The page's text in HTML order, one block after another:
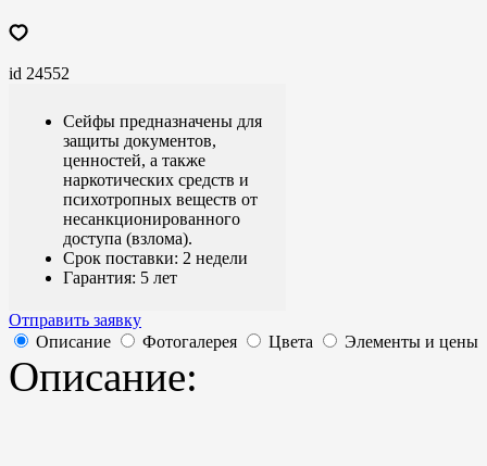
id 24552
Сейфы предназначены для
защиты документов,
ценностей, а также
наркотических средств и
психотропных веществ от
несанкционированного
доступа (взлома).
Срок поставки: 2 недели
Гарантия: 5 лет
Отправить заявку
Описание
Фотогалерея Цвета Элементы и цены
Описание: